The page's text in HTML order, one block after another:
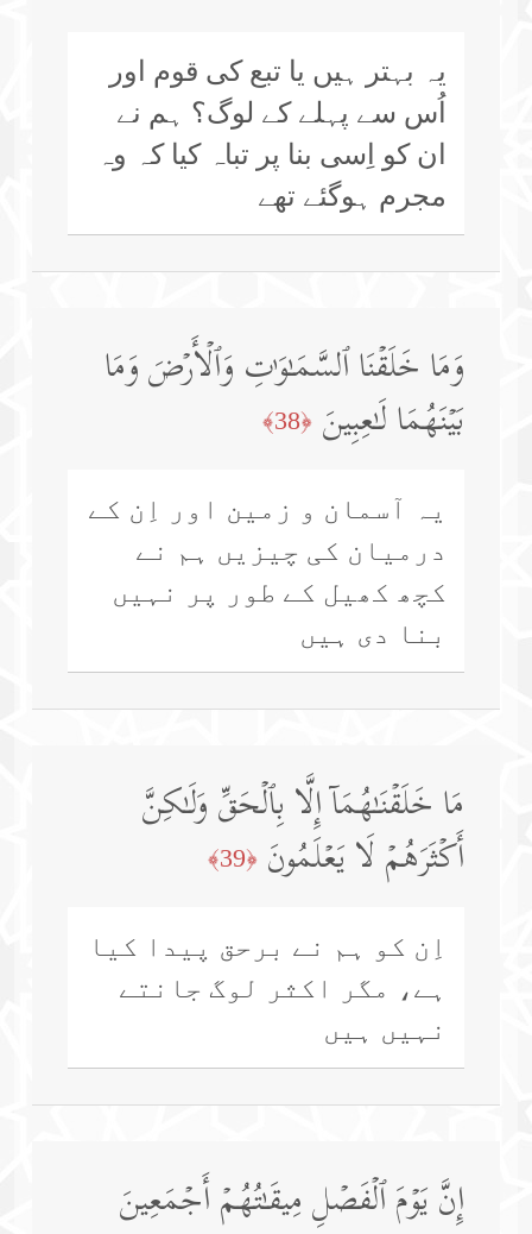
یہ بہتر ہیں یا تبع کی قوم اور
اُس سے پہلے کے لوگ؟ ہم نے
ان کو اِسی بنا پر تباہ کیا کہ وہ
مجرم ہوگئے تھے
وَمَا خَلَقۡنَا ٱلسَّمَـٰوَ ٰ⁠تِ وَٱلۡأَرۡضَ وَمَا
بَیۡنَهُمَا لَـٰعِبِینَ ﴿38﴾
یہ آسمان و زمین اور اِن کے
درمیان کی چیزیں ہم نے
کچھ کھیل کے طور پر نہیں
بنا دی ہیں
مَا خَلَقۡنَـٰهُمَاۤ إِلَّا بِٱلۡحَقِّ وَلَـٰكِنَّ
أَكۡثَرَهُمۡ لَا یَعۡلَمُونَ ﴿39﴾
اِن کو ہم نے برحق پیدا کیا
ہے، مگر اکثر لوگ جانتے
نہیں ہیں
إِنَّ یَوۡمَ ٱلۡفَصۡلِ مِیقَـٰتُهُمۡ أَجۡمَعِینَ